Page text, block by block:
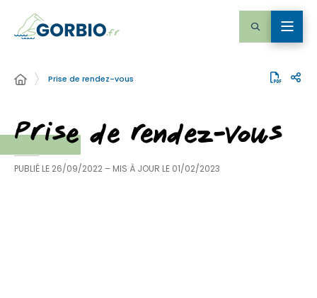
Prise de rendez-vous
Prise de rendez-vous
PUBLIÉ LE 26/09/2022 – MIS À JOUR LE 01/02/2023